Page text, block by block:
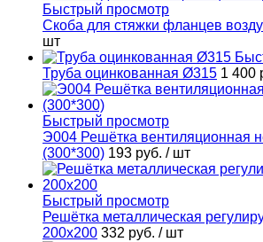
Быстрый просмотр
Скоба для стяжки фланцев
шт
Труба оцинкованная Ø315 1 400
Быстрый просмотр
Э004 Решётка вентиляционная
(300*300) 193 руб. / шт
Быстрый просмотр
Решётка металлическая
200х200 332 руб. / шт